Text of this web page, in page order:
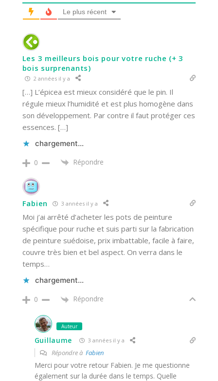
Le plus récent
Les 3 meilleurs bois pour votre ruche (+ 3
bois surprenants)
2 années il y a
[…] L’épicea est mieux considéré que le pin. Il
régule mieux l’humidité et est plus homogène dans
son développement. Par contre il faut protéger ces
essences. […]
chargement…
0 Répondre
Fabien 3 années il y a
Moi j’ai arrêté d’acheter les pots de peinture
spécifique pour ruche et suis parti sur la fabrication
de peinture suédoise, prix imbattable, facile à faire,
couvre très bien et bel aspect. On verra dans le
temps…
chargement…
0 Répondre
Auteur
Guillaume 3 années il y a
Répondre à Fabien
Merci pour votre retour Fabien. Je me questionne
également sur la durée dans le temps. Quelle